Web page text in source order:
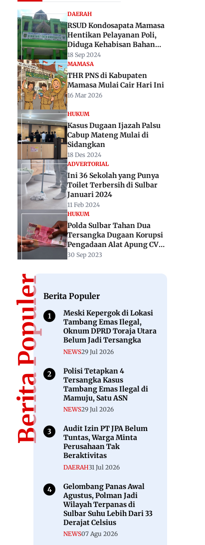
DAERAH
RSUD Kondosapata Mamasa
Hentikan Pelayanan Poli,
Diduga Kehabisan Bahan
Pakai
18 Sep 2024
MAMASA
THR PNS di Kabupaten
Mamasa Mulai Cair Hari Ini
16 Mar 2026
HUKUM
Kasus Dugaan Ijazah Palsu
Cabup Mateng Mulai di
Sidangkan
18 Des 2024
ADVERTORIAL
Ini 36 Sekolah yang Punya
Toilet Terbersih di Sulbar
Januari 2024
11 Feb 2024
HUKUM
Polda Sulbar Tahan Dua
Tersangka Dugaan Korupsi
Pengadaan Alat Apung CV
Cari Sahabat
30 Sep 2023
Berita PopulerBerita Populer
Meski Kepergok di Lokasi
Tambang Emas Ilegal,
Oknum DPRD Toraja Utara
Belum Jadi Tersangka
NEWS29 Jul 2026
Polisi Tetapkan 4
Tersangka Kasus
Tambang Emas Ilegal di
Mamuju, Satu ASN
NEWS29 Jul 2026
Audit Izin PT JPA Belum
Tuntas, Warga Minta
Perusahaan Tak
Beraktivitas
DAERAH31 Jul 2026
Gelombang Panas Awal
Agustus, Polman Jadi
Wilayah Terpanas di
Sulbar Suhu Lebih Dari 33
Derajat Celsius
NEWS07 Agu 2026